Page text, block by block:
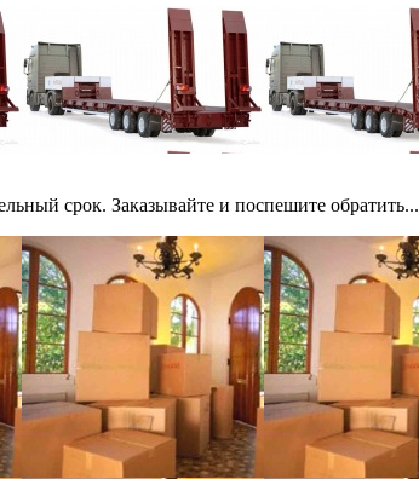
срок. Заказывайте и поспешите обратить...